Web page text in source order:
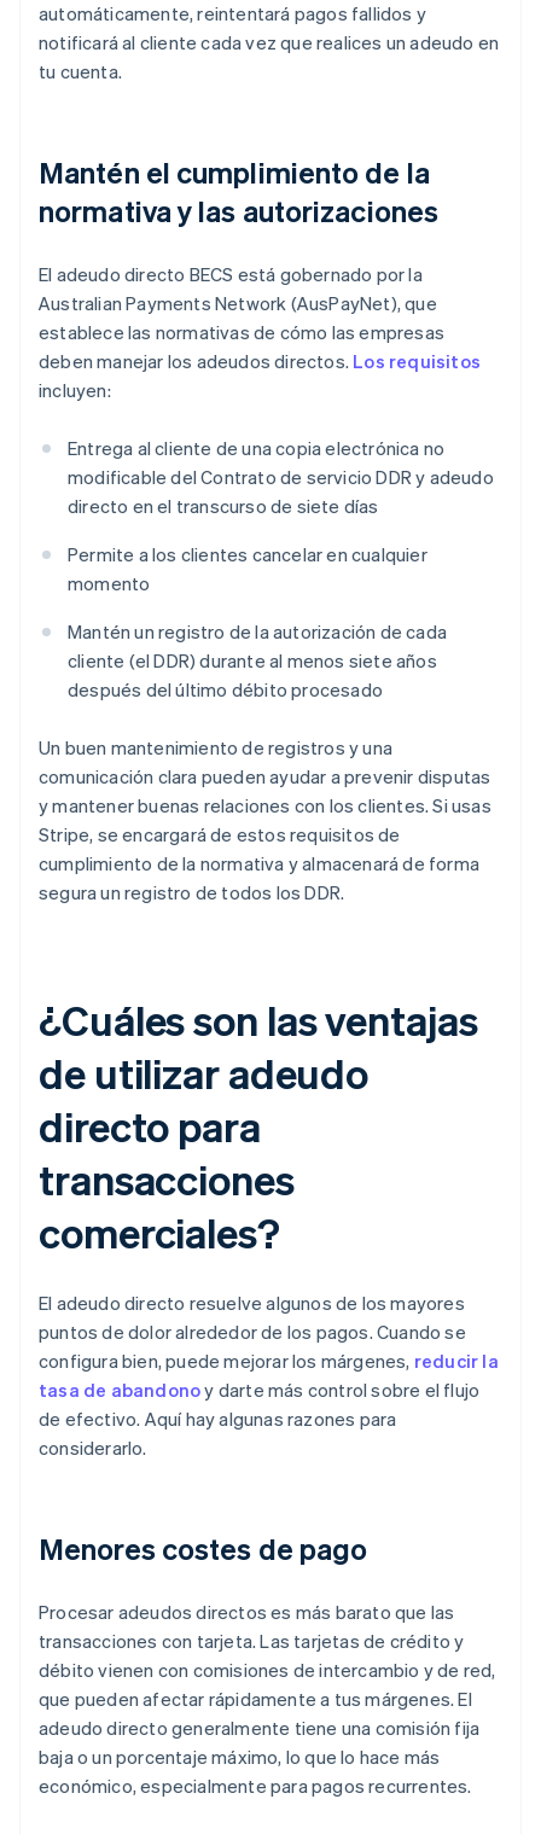
automáticamente, reintentará pagos fallidos y
notificará al cliente cada vez que realices un adeudo en
tu cuenta.
Mantén el cumplimiento de la
normativa y las autorizaciones
El adeudo directo BECS está gobernado por la
Australian Payments Network (AusPayNet), que
establece las normativas de cómo las empresas
deben manejar los adeudos directos. Los requisitos
incluyen:
Entrega al cliente de una copia electrónica no
modificable del Contrato de servicio DDR y adeudo
directo en el transcurso de siete días
Permite a los clientes cancelar en cualquier
momento
Mantén un registro de la autorización de cada
cliente (el DDR) durante al menos siete años
después del último débito procesado
Un buen mantenimiento de registros y una
comunicación clara pueden ayudar a prevenir disputas
y mantener buenas relaciones con los clientes. Si usas
Stripe, se encargará de estos requisitos de
cumplimiento de la normativa y almacenará de forma
segura un registro de todos los DDR.
¿Cuáles son las ventajas
de utilizar adeudo
directo para
transacciones
comerciales?
El adeudo directo resuelve algunos de los mayores
puntos de dolor alrededor de los pagos. Cuando se
configura bien, puede mejorar los márgenes, reducir la
tasa de abandonoy darte más control sobre el flujo
de efectivo. Aquí hay algunas razones para
considerarlo.
Menores costes de pago
Procesar adeudos directos es más barato que las
transacciones con tarjeta. Las tarjetas de crédito y
débito vienen con comisiones de intercambio y de red,
que pueden afectar rápidamente a tus márgenes. El
adeudo directo generalmente tiene una comisión fija
baja o un porcentaje máximo, lo que lo hace más
económico, especialmente para pagos recurrentes.